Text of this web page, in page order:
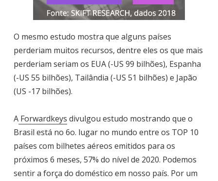
O mesmo estudo mostra que alguns países
perderiam muitos recursos, dentre eles os que mais
perderiam seriam os EUA (-US 99 bilhões), Espanha
(-US 55 bilhões), Tailândia (-US 51 bilhões) e Japão
(US -17 bilhões).
A Forwardkeys divulgou estudo mostrando que o
Brasil está no 6o. lugar no mundo entre os TOP 10
países com bilhetes aéreos emitidos para os
próximos 6 meses, 57% do nível de 2020. Podemos
sentir a força do doméstico em nosso país. Por um